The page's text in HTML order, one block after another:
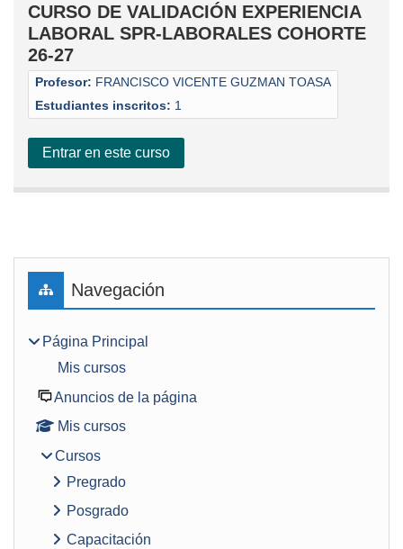
CURSO DE VALIDACIÓN EXPERIENCIA
LABORAL SPR-LABORALES COHORTE
26-27
Profesor: FRANCISCO VICENTE GUZMAN TOASA
Estudiantes inscritos: 1
Entrar en este curso
Bloques
Navegación
Página Principal
Mis cursos
Anuncios de la página
Mis cursos
Cursos
Pregrado
Posgrado
Capacitación